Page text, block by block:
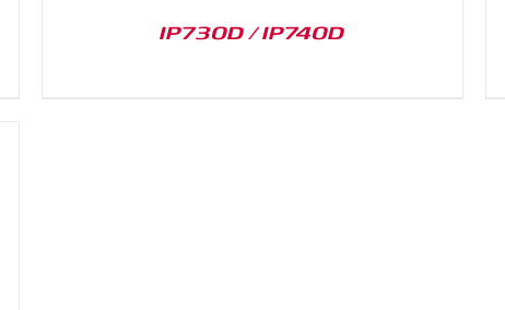
IP730D / IP740D